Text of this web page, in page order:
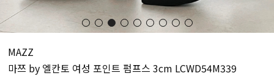
MAZZ
마쯔 by 엘칸토 여성 포인트 펌프스 3cm LCWD54M339